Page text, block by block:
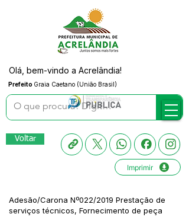
Prefeito Graia Caetano (União Brasil)
Olá, bem-vindo a Acrelândia!
Voltar
Imprimir
Adesão/Carona Nº022/2019 Prestação de
serviços técnicos, Fornecimento de peça